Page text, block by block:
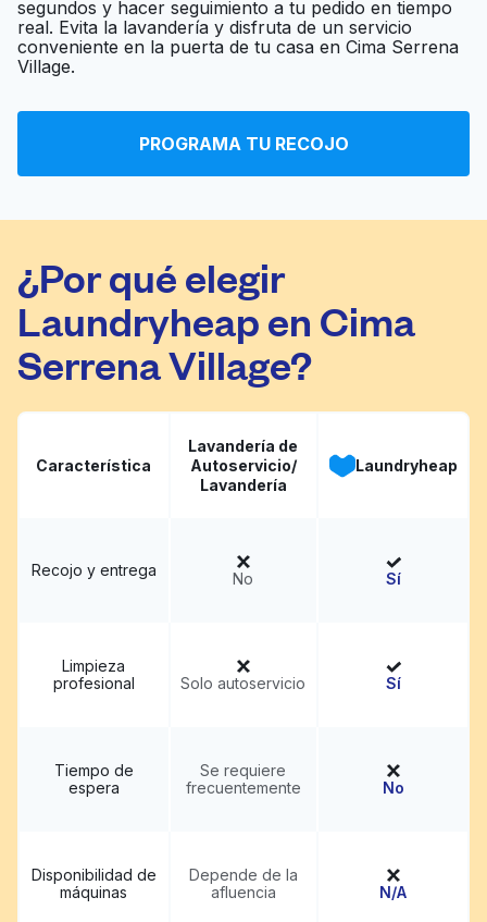
Royal Wash & Dry Ir al sitio web
segundos y hacer seguimiento a tu pedido en tiempo
real. Evita la lavandería y disfruta de un servicio
conveniente en la puerta de tu casa en Cima Serrena
Village.
PROGRAMA TU RECOJO
¿Por qué elegir
Laundryheap en Cima
Serrena Village?
Característica
Lavandería de
Autoservicio/
Lavandería
Laundryheap
Recojo y entrega No Sí
Limpieza
profesional
Solo autoservicio Sí
Tiempo de
espera
Se requiere
frecuentemente
No
Disponibilidad de
máquinas
Depende de la
afluencia
N/A